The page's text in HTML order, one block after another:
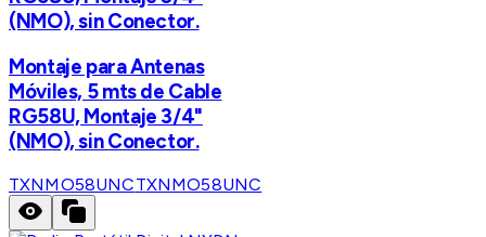
(NMO), sin Conector.
Montaje para Antenas
Móviles, 5 mts de Cable
RG58U, Montaje 3/4"
(NMO), sin Conector.
TXNMO58UNCTXNMO58UNC